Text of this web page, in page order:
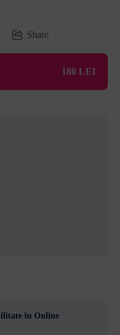
Share
180 LEI
în Online